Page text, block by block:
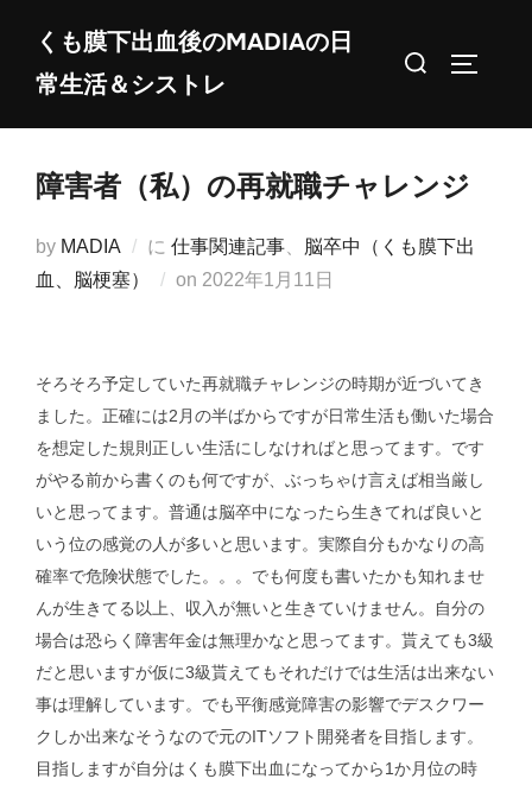
くも膜下出血後のMADIAの日
常生活＆シストレ
検
障害者（私）の再就職チャレンジ
by MADIA に 仕事関連記事
脳卒中（くも膜下出
血、脳梗塞）
on 投
2022年1月11日
そろそろ予定していた再就職チャレンジの時期が近づいてき
ました。正確には2月の半ばからですが日常生活も働いた場合
を想定した規則正しい生活にしなければと思ってます。です
がやる前から書くのも何ですが、ぶっちゃけ言えば相当厳し
いと思ってます。普通は脳卒中になったら生きてれば良いと
いう位の感覚の人が多いと思います。実際自分もかなりの高
確率で危険状態でした。。。でも何度も書いたかも知れませ
んが生きてる以上、収入が無いと生きていけません。自分の
場合は恐らく障害年金は無理かなと思ってます。貰えても3級
だと思いますが仮に3級貰えてもそれだけでは生活は出来ない
事は理解しています。でも平衡感覚障害の影響でデスクワー
クしか出来なそうなので元のITソフト開発者を目指します。
目指しますが自分はくも膜下出血になってから1か月位の時